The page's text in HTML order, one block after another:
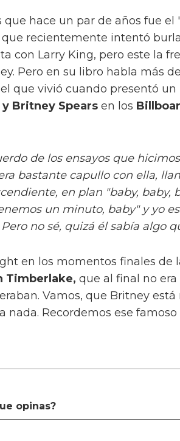
que hace un par de años fue
que recientemente intentó
con Larry King, pero este la
Pero en su libro habla más
que vivió cuando presentó un
Britney Spears en los
de los ensayos que
bastante capullo con ella,
en plan "baby, baby,
un minuto, baby" y yo
no sé, quizá él sabía algo
en los momentos finales de
Timberlake, que al final no
Vamos, que Britney
nada. Recordemos ese
opinas?